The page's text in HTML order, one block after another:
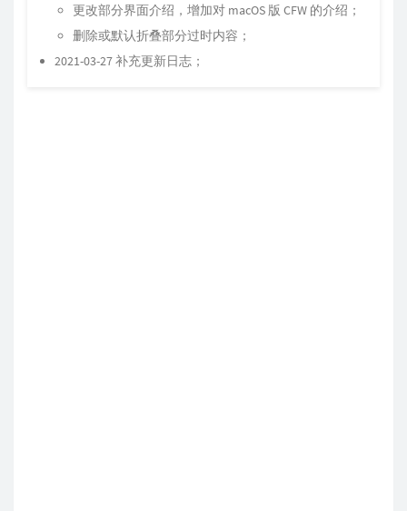
更改部分界面介绍，增加对 macOS 版 CFW 的介绍；
删除或默认折叠部分过时内容；
2021-03-27 补充更新日志；